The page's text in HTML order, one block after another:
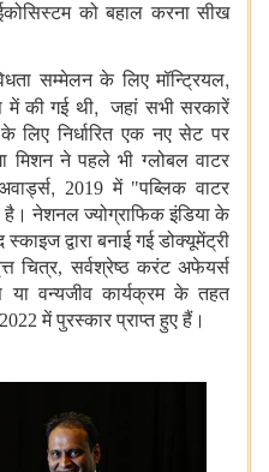
को बहाल करना सीख
सम्मेलन के लिए मॉन्ट्रियल,
की गई थी,जहां सभी सरकारें
निर्धारित एक नए सेट पर
मिशन ने पहले भी ग्लोबल वाटर
,2019 में "पब्लिक वाटर
नेशनल ज्योग्राफिक इंडिया के
द्वारा बनाई गई डोक्यूमेंट्री
चित्र, सर्वश्रेष्ठ करंट अफेयर्स
या वन्यजीव कार्यक्रम के तहत
में पुरस्कार प्राप्त हुए हैं।